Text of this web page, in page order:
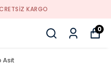
YENI SEZON ÜRÜNLER
0
Asit